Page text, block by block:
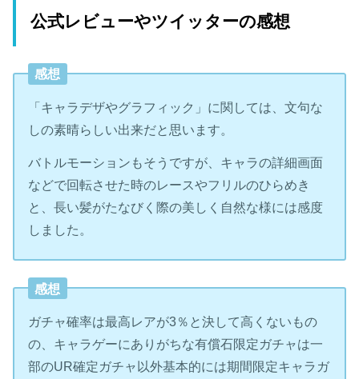
公式レビューやツイッターの感想
感想
「キャラデザやグラフィック」に関しては、文句な
しの素晴らしい出来だと思います。
バトルモーションもそうですが、キャラの詳細画面
などで回転させた時のレースやフリルのひらめき
と、長い髪がたなびく際の美しく自然な様には感度
しました。
感想
ガチャ確率は最高レアが3％と決して高くないもの
の、キャラゲーにありがちな有償石限定ガチャは一
部のUR確定ガチャ以外基本的には期間限定キャラガ